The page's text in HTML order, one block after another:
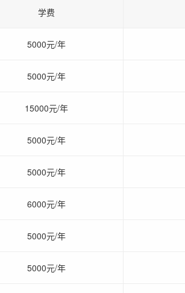
学费
5000元/年
5000元/年
15000元/年
5000元/年
5000元/年
6000元/年
5000元/年
5000元/年